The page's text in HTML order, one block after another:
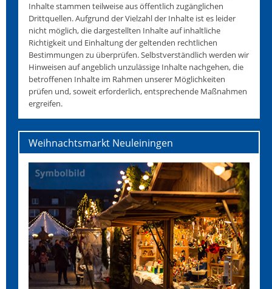
Inhalte stammen teilweise aus öffentlich zugänglichen
Drittquellen. Aufgrund der Vielzahl der Inhalte ist es leider
nicht möglich, die dargestellten Inhalte auf inhaltliche
Richtigkeit und Einhaltung der geltenden rechtlichen
Bestimmungen zu überprüfen. Selbstverständlich werden wir
Hinweisen auf angeblich unzulässige Inhalte nachgehen, die
betroffenen Inhalte im Rahmen unserer Möglichkeiten
prüfen und, soweit erforderlich, entsprechende Maßnahmen
ergreifen.
Weihnachtsmarkt Neuleiningen